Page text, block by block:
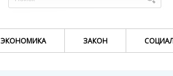
ЭКОНОМИКА ЗАКОН